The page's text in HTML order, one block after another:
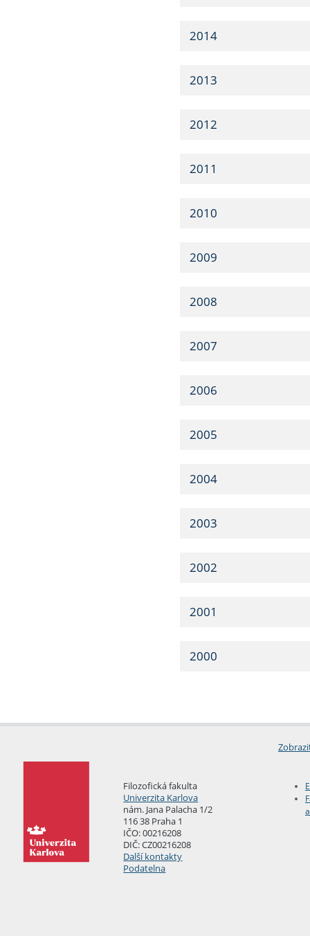
2014
2013
2012
2011
2010
2009
2008
2007
2006
2005
2004
2003
2002
2001
2000
Filozofická fakulta
Univerzita Karlova
nám. Jana Palacha 1/2
116 38 Praha 1
IČO: 00216208
DIČ: CZ00216208
Další kontakty
Podatelna